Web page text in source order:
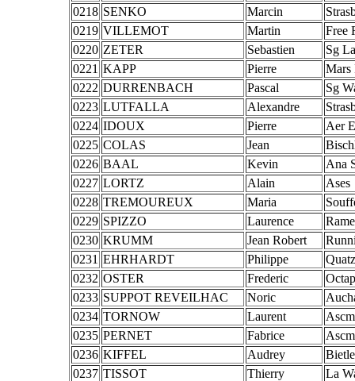
0218 SENKO Marcin
0219 VILLEMOT Martin
Free
0220 ZETER Sebastien
Sg
0221 KAPP Pierre
Mars
0222 DURRENBACH Pascal
Sg
0223 LUTFALLA Alexandre
0224 IDOUX Pierre
Aer
0225 COLAS Jean
0226 BAAL Kevin
Ana
0227 LORTZ Alain
Ases
0228 TREMOUREUX Maria
0229 SPIZZO Laurence
Rame
0230 KRUMM Jean Robert
0231 EHRHARDT Philippe
0232 OSTER Frederic
0233 SUPPOT REVEILHAC Noric
0234 TORNOW Laurent
0235 PERNET Fabrice
0236 KIFFEL Audrey
0237 TISSOT Thierry
La